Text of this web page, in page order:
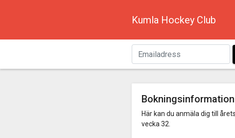
Kumla Hockey Club
Bokningsinformation
Här kan du anmäla dig till
vecka 32.